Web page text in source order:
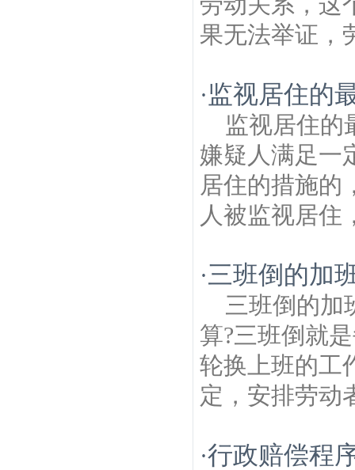
果无法举证，
·监视居住的
监视居住的
嫌疑人满足一
居住的措施的
人被监视居住
·三班倒的加
三班倒的加
算?三班倒就
轮换上班的工
定，安排劳动
·行政赔偿程